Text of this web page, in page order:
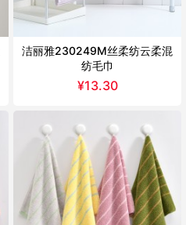
洁丽雅230249M丝柔纺云柔混
纺毛巾
¥13.30